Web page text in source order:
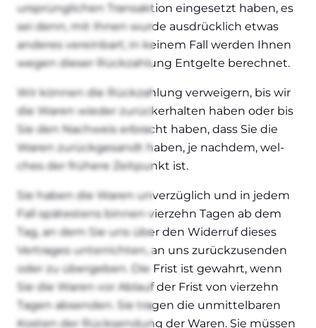
ursprüng­li­chen Trans­ak­ti­on ein­ge­setzt haben, es
sei denn, mit Ihnen wur­de aus­drück­lich etwas
ande­res ver­ein­bart; in kei­nem Fall wer­den Ihnen
wegen die­ser Rück­zah­lung Ent­gel­te berech­net.
Wir kön­nen die Rück­zah­lung ver­wei­gern, bis wir
die Waren wie­der zurück­er­hal­ten haben oder bis
Sie den Nach­weis erbracht haben, dass Sie die
Waren zurück­ge­sandt haben, je nach­dem, wel­
ches der frü­he­re Zeit­punkt ist.
Sie haben die Waren unver­züg­lich und in jedem
Fall spä­tes­tens bin­nen vier­zehn Tagen ab dem
Tag, an dem Sie uns über den Wider­ruf die­ses
Ver­tra­ges unter­rich­ten, an uns zurück­zu­sen­den
oder zu über­ge­ben. Die Frist ist gewahrt, wenn
Sie die Waren vor Ablauf der Frist von vier­zehn
Tagen absen­den. Sie tra­gen die unmit­tel­ba­ren
Kos­ten der Rück­sen­dung der Waren. Sie müs­sen